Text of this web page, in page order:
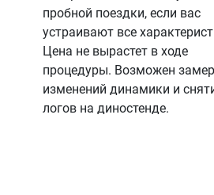
пробной поездки, если вас
устраивают все
Цена не вырастет в ходе
процедуры. Возможен замер
изменений динамики и
логов на диностенде.